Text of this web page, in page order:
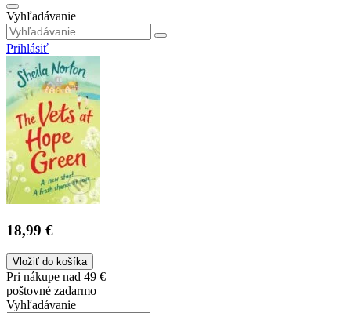
Vyhľadávanie
Prihlásiť
18,99 €
Vložiť do košíka
Pri nákupe nad 49 €
poštovné zadarmo
Vyhľadávanie